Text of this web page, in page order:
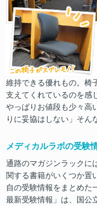
維持できる優れもの。椅
支えてくれているのを感
やっぱりお値段も少々高
りに妥協はしない」そん
メディカルラボの受験
通路のマガジンラックに
関する書籍がいくつか置
自の受験情報をまとめた
最新受験情報」は、国公